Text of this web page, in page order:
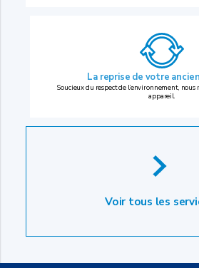
La reprise de votre
Soucieux du respect de l’environnement, nous
appareil.
Voir tous les